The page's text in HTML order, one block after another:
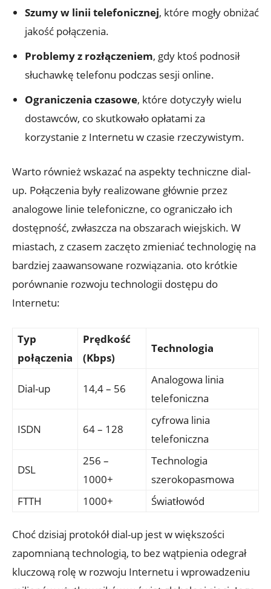
Szumy w linii telefonicznej, które mogły obniżać
jakość połączenia.
Problemy z rozłączeniem, gdy ktoś podnosił
słuchawkę telefonu podczas sesji online.
Ograniczenia czasowe, które dotyczyły wielu
dostawców, co skutkowało opłatami za
korzystanie z Internetu w czasie rzeczywistym.
Warto również wskazać na aspekty techniczne dial-
up. Połączenia były realizowane głównie przez
analogowe linie telefoniczne, co ograniczało ich
dostępność, zwłaszcza na obszarach wiejskich. W
miastach, z czasem zaczęto zmieniać technologię na
bardziej zaawansowane rozwiązania. oto krótkie
porównanie rozwoju technologii dostępu do
Internetu:
Typ
połączenia
Prędkość
(Kbps)
Technologia
Dial-up 14,4 – 56
Analogowa linia
telefoniczna
ISDN 64 – 128
cyfrowa linia
telefoniczna
DSL
256 –
1000+
Technologia
szerokopasmowa
FTTH
1000+ Światłowód
Choć dzisiaj protokół dial-up jest w większości
zapomnianą technologią, to bez wątpienia odegrał
kluczową rolę w rozwoju Internetu i wprowadzeniu